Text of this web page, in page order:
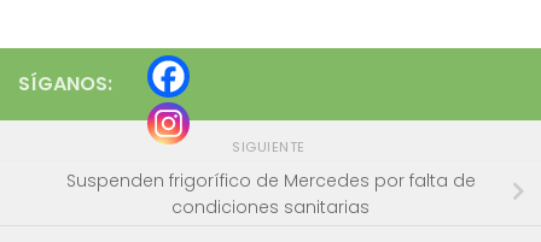
SÍGANOS:
SIGUIENTE
Suspenden frigorífico de Mercedes por falta de
condiciones sanitarias